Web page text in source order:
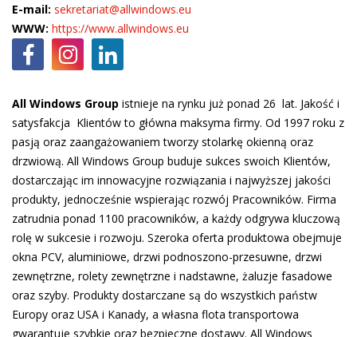
E-mail: sekretariat@allwindows.eu
WWW: https://www.allwindows.eu
All Windows Group istnieje na rynku już ponad 26 lat. Jakość i
satysfakcja Klientów to główna maksyma firmy. Od 1997 roku z
pasją oraz zaangażowaniem tworzy stolarkę okienną oraz
drzwiową. All Windows Group buduje sukces swoich Klientów,
dostarczając im innowacyjne rozwiązania i najwyższej jakości
produkty, jednocześnie wspierając rozwój Pracowników. Firma
zatrudnia ponad 1100 pracowników, a każdy odgrywa kluczową
rolę w sukcesie i rozwoju. Szeroka oferta produktowa obejmuje
okna PCV, aluminiowe, drzwi podnoszono-przesuwne, drzwi
zewnętrzne, rolety zewnętrzne i nadstawne, żaluzje fasadowe
oraz szyby. Produkty dostarczane są do wszystkich państw
Europy oraz USA i Kanady, a własna flota transportowa
gwarantuje szybkie oraz bezpieczne dostawy. All Windows